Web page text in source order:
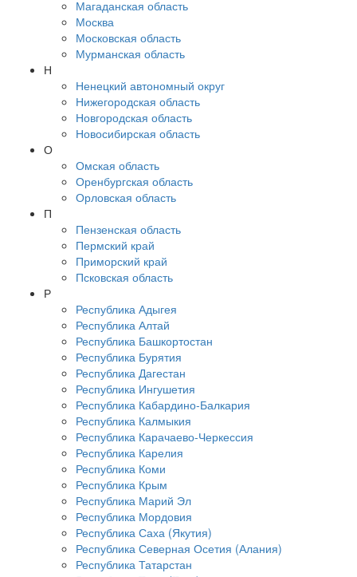
Магаданская область
Москва
Московская область
Мурманская область
Н
Ненецкий автономный округ
Нижегородская область
Новгородская область
Новосибирская область
О
Омская область
Оренбургская область
Орловская область
П
Пензенская область
Пермский край
Приморский край
Псковская область
Р
Республика Адыгея
Республика Алтай
Республика Башкортостан
Республика Бурятия
Республика Дагестан
Республика Ингушетия
Республика Кабардино-Балкария
Республика Калмыкия
Республика Карачаево-Черкессия
Республика Карелия
Республика Коми
Республика Крым
Республика Марий Эл
Республика Мордовия
Республика Саха (Якутия)
Республика Северная Осетия (Алания)
Республика Татарстан